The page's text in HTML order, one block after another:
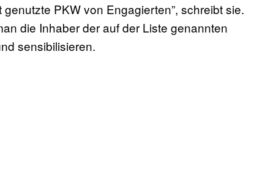
PKW von Engagierten”, schreibt sie.
die Inhaber der auf der Liste genannten
sensibilisieren.